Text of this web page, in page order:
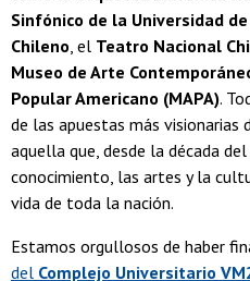
Sinfónico de la Universidad
Chileno, el Teatro Nacional
Museo de Arte
Popular Americano (MAPA).
de las apuestas más visionarias
aquella que, desde la década
conocimiento, las artes y la
vida de toda la nación.
Estamos orgullosos de haber
del Complejo Universitario